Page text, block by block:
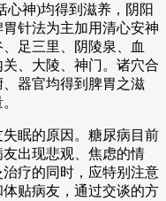
心神)均得到滋养，阴阳
针法为主加用清心安神
足三里、阴陵泉、血
、大陵、神门。诸穴合
器官均得到脾胃之滋
眠的原因。糖尿病目前
出现悲观、焦虑的情
疗的同时，应特别注意
贴病友，通过交谈的方